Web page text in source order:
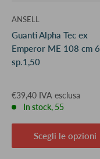
ANSELL
Guanti Alpha Tec ex
Emperor ME 108 cm
sp.1,50
€39,40 IVA esclusa
In stock, 55
Scegli le opzioni